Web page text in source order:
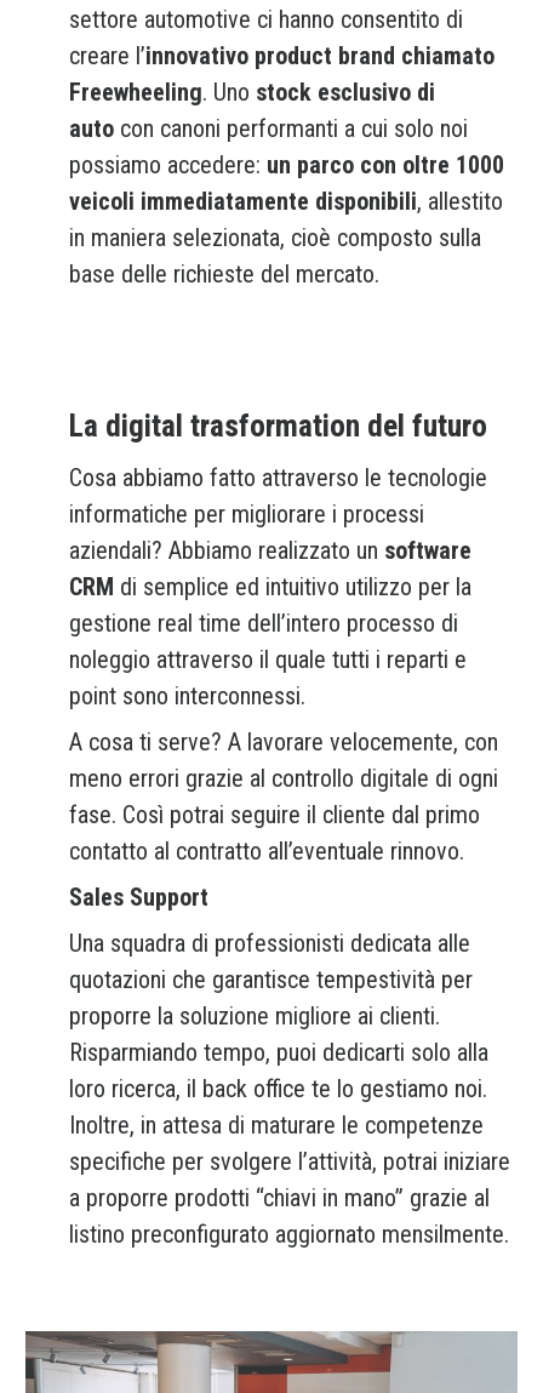
settore automotive ci hanno consentito di
creare l’innovativo product brand chiamato
Freewheeling. Uno stock esclusivo di
autocon canoni performanti a cui solo noi
possiamo accedere: un parco con oltre 1000
veicoli immediatamente disponibili, allestito
in maniera selezionata, cioè composto sulla
base delle richieste del mercato.
La digital trasformation del futuro
Cosa abbiamo fatto attraverso le tecnologie
informatiche per migliorare i processi
aziendali? Abbiamo realizzato un software
CRM di semplice ed intuitivo utilizzo per la
gestione real time dell’intero processo di
noleggio attraverso il quale tutti i reparti e
point sono interconnessi.
A cosa ti serve? A lavorare velocemente, con
meno errori grazie al controllo digitale di ogni
fase. Così potrai seguire il cliente dal primo
contatto al contratto all’eventuale rinnovo.
Sales Support
Una squadra di professionisti dedicata alle
quotazioni che garantisce tempestività per
proporre la soluzione migliore ai clienti.
Risparmiando tempo, puoi dedicarti solo alla
loro ricerca, il back office te lo gestiamo noi.
Inoltre, in attesa di maturare le competenze
specifiche per svolgere l’attività, potrai iniziare
a proporre prodotti “chiavi in mano” grazie al
listino preconfigurato aggiornato mensilmente.